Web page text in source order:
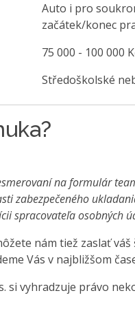
Auto i pro
začátek/konec
75 000 - 100 000
Středoškolské
na formulár
zabezpečeného
spracovateľa osobných
nám tiež zaslať
Vás v najbližšom
si vyhradzuje právo